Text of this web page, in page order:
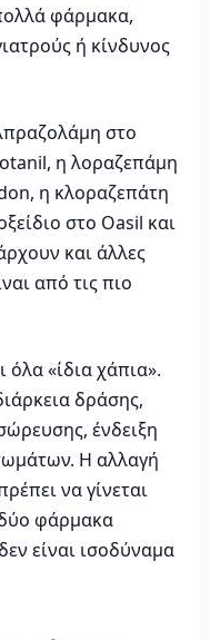
φάρμακα,
ή κίνδυνος
στο
η λοραζεπάμη
η κλοραζεπάτη
στο Oasil και
και άλλες
από τις πιο
«ίδια χάπια».
δράσης,
ένδειξη
Η αλλαγή
να γίνεται
φάρμακα
είναι ισοδύναμα